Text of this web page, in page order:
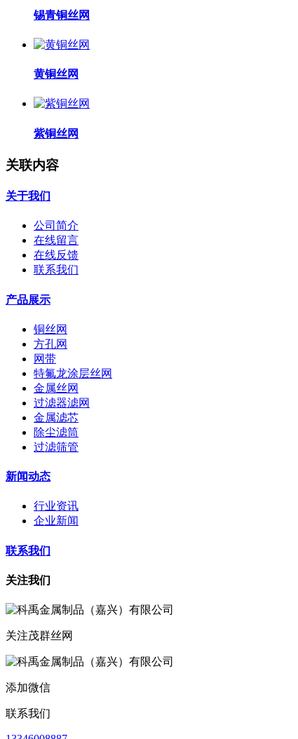
锡青铜丝网
黄铜丝网
紫铜丝网
关联内容
关于我们
公司简介
在线留言
在线反馈
联系我们
产品展示
铜丝网
方孔网
网带
特氟龙涂层丝网
金属丝网
过滤器滤网
金属滤芯
除尘滤筒
过滤筛管
新闻动态
行业资讯
企业新闻
联系我们
关注我们
关注茂群丝网
添加微信
联系我们